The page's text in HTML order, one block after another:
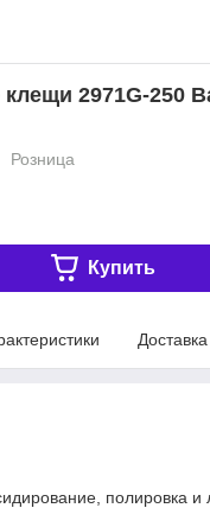
2971G-250
Розница
Купить
Доставка
полировка и